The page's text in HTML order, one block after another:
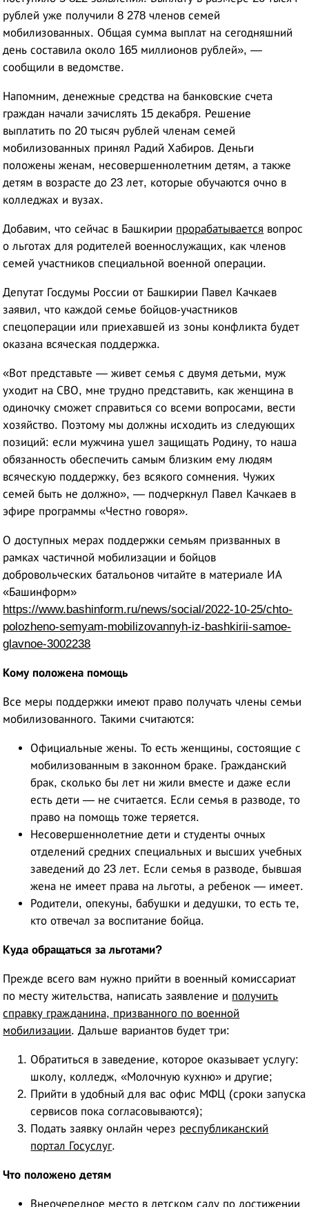
рублей уже получили 8 278 членов семей
мобилизованных. Общая сумма выплат на сегодняшний
день составила около 165 миллионов рублей», —
сообщили в ведомстве.
Напомним, денежные средства на банковские счета
граждан начали зачислять 15 декабря. Решение
выплатить по 20 тысяч рублей членам семей
мобилизованных принял Радий Хабиров. Деньги
положены женам, несовершеннолетним детям, а также
детям в возрасте до 23 лет, которые обучаются очно в
колледжах и вузах.
Добавим, что сейчас в Башкирии прорабатывается вопрос
о льготах для родителей военнослужащих, как членов
семей участников специальной военной операции.
Депутат Госдумы России от Башкирии Павел Качкаев
заявил, что каждой семье бойцов-участников
спецоперации или приехавшей из зоны конфликта будет
оказана всяческая поддержка.
«Вот представьте — живет семья с двумя детьми, муж
уходит на СВО, мне трудно представить, как женщина в
одиночку сможет справиться со всеми вопросами, вести
хозяйство. Поэтому мы должны исходить из следующих
позиций: если мужчина ушел защищать Родину, то наша
обязанность обеспечить самым близким ему людям
всяческую поддержку, без всякого сомнения. Чужих
семей быть не должно», — подчеркнул Павел Качкаев в
эфире программы «Честно говоря».
О доступных мерах поддержки семьям призванных в
рамках частичной мобилизации и бойцов
добровольческих батальонов читайте в материале ИА
«Башинформ»
https://www.bashinform.ru/news/social/2022-10-25/chto-
polozheno-semyam-mobilizovannyh-iz-bashkirii-samoe-
glavnoe-3002238
Кому положена помощь
Все меры поддержки имеют право получать члены семьи
мобилизованного. Такими считаются:
Официальные жены. То есть женщины, состоящие с
мобилизованным в законном браке. Гражданский
брак, сколько бы лет ни жили вместе и даже если
есть дети — не считается. Если семья в разводе, то
право на помощь тоже теряется.
Несовершеннолетние дети и студенты очных
отделений средних специальных и высших учебных
заведений до 23 лет. Если семья в разводе, бывшая
жена не имеет права на льготы, а ребенок — имеет.
Родители, опекуны, бабушки и дедушки, то есть те,
кто отвечал за воспитание бойца.
Куда обращаться за льготами?
Прежде всего вам нужно прийти в военный комиссариат
по месту жительства, написать заявление и получить
справку гражданина, призванного по военной
мобилизации. Дальше вариантов будет три:
Обратиться в заведение, которое оказывает услугу:
школу, колледж, «Молочную кухню» и другие;
Прийти в удобный для вас офис МФЦ (сроки запуска
сервисов пока согласовываются);
Подать заявку онлайн через республиканский
портал Госуслуг.
Что положено детям
Внеочередное место в детском саду по достижении